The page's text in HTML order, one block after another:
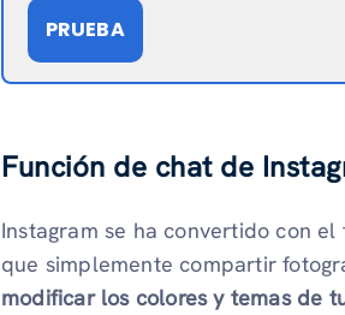
PRUEBA
Función de chat de
Instagram se ha convertido con
que simplemente compartir
modificar los colores y temas de